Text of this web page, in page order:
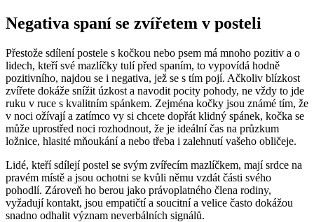
Negativa spaní se zvířetem v posteli
Přestože sdílení postele s kočkou nebo psem má mnoho pozitiv a o
lidech, kteří své mazlíčky tulí před spaním, to vypovídá hodně
pozitivního, najdou se i negativa, jež se s tím pojí. Ačkoliv blízkost
zvířete dokáže snížit úzkost a navodit pocity pohody, ne vždy to jde
ruku v ruce s kvalitním spánkem. Zejména kočky jsou známé tím, že
v noci ožívají a zatímco vy si chcete dopřát klidný spánek, kočka se
může uprostřed noci rozhodnout, že je ideální čas na průzkum
ložnice, hlasité mňoukání a nebo třeba i zalehnutí vašeho obličeje.
Lidé, kteří sdílejí postel se svým zvířecím mazlíčkem, mají srdce na
pravém místě a jsou ochotni se kvůli němu vzdát části svého
pohodlí. Zároveň ho berou jako právoplatného člena rodiny,
vyžadují kontakt, jsou empatičtí a soucitní a velice často dokážou
snadno odhalit význam neverbálních signálů.